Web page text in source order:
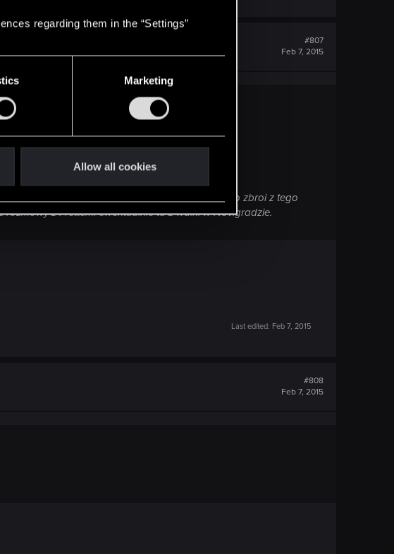
regarding them in the “Settings”
Marketing
Allow all cookies
#807
Feb 7, 2015
przytłacza... mam nadzieję że pojawi się sporo zbroi z tego
z Frettem. ewentualnie ta z walki w Novigradzie.
Last edited: Feb 7, 2015
#808
Feb 7, 2015